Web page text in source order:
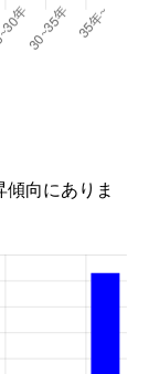
向にありま